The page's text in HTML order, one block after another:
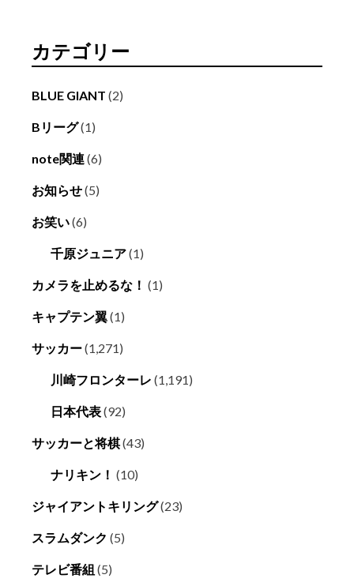
カテゴリー
BLUE GIANT (2)
Bリーグ(1)
note関連(6)
お知らせ(5)
お笑い(6)
千原ジュニア(1)
カメラを止めるな！ (1)
キャプテン翼(1)
サッカー(1,271)
川崎フロンターレ (1,191)
日本代表(92)
サッカーと将棋(43)
ナリキン！ (10)
ジャイアントキリング(23)
スラムダンク (5)
テレビ番組 (5)